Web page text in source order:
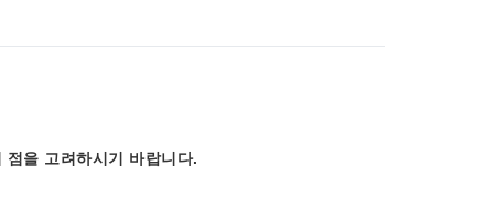
을 고려하시기 바랍니다.